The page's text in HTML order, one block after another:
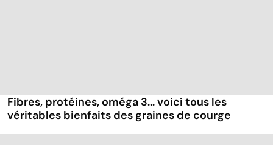
Fibres, protéines, oméga 3... voici tous les
véritables bienfaits des graines de courge